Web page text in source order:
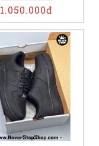
1.050.000đ